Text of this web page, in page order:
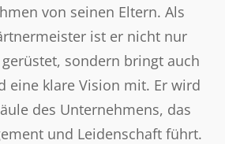
von seinen Eltern. Als
ist er nicht nur
sondern bringt auch
eine klare Vision mit. Er wird
des Unternehmens, das
und Leidenschaft führt.